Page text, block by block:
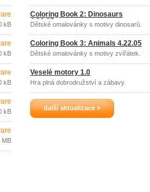
kB
kB
kB
kB
MB
Coloring Book 2: Dinosaurs
4.22.05
Dětské omalovánky s motivy dinosarů.
Coloring Book 3: Animals 4.22.05
Dětské omalovánky s motivy zvířátek.
Veselé motory 1.0
Hra plná dobrodružství a zábavy.
další aktualizace »